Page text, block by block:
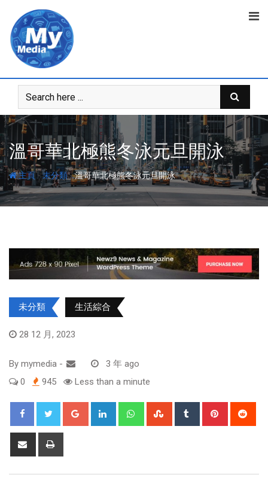
溫哥華北極熊冬泳元旦開泳
主頁-未分類-溫哥華北極熊冬泳元旦開泳
未分類 生活綜合
28 12 月, 2023
By mymedia -
3 年 ago
0
945 Less than a minute